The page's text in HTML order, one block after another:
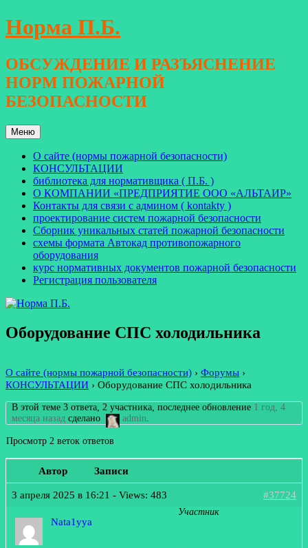
Перейти
к
Норма П.Б.
ОБСУЖДЕНИЕ И РАЗЪЯСНЕНИЕ
НОРМ ПОЖАРНОЙ
БЕЗОПАСНОСТИ
Меню
О сайте (нормы пожарной безопасности)
КОНСУЛЬТАЦИИ
библиотека для нормативщика ( П.Б. )
О КОМПАНИИ «ПРЕДПРИЯТИЕ ООО «АЛЬТАИР»
Контакты для связи с админом ( kontakty )
проектирование систем пожарной безопасности
Сборник уникальных статей пожарной безопасности
схемы формата Автокад противопожарного
оборудования
курс нормативных документов пожарной безопасности
Регистрация пользователя
Оборудование СПС холодильника
О сайте (нормы пожарной безопасности) › Форумы ›
КОНСУЛЬТАЦИИ › Оборудование СПС холодильника
В этой теме 3 ответа, 2 участника, последнее обновление 1 год, 4
месяца назад сделано admin
Просмотр 2 веток ответов
Автор Записи
3 апреля 2025 в 16:21 - Views: 483 #37724
Nata1yya
Участник